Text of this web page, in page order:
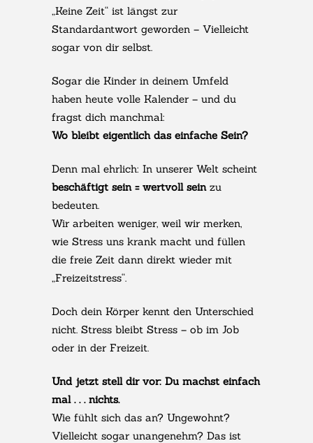
„Keine Zeit“ ist längst zur
Standardantwort geworden – Vielleicht
sogar von dir selbst.
Sogar die Kinder in deinem Umfeld
haben heute volle Kalender – und du
fragst dich manchmal:
Wo bleibt eigentlich das einfache Sein?
Denn mal ehrlich: In unserer Welt scheint
beschäftigt sein = wertvoll seinzu
bedeuten.
Wir arbeiten weniger, weil wir merken,
wie Stress uns krank macht und füllen
die freie Zeit dann direkt wieder mit
„Freizeitstress“.
Doch dein Körper kennt den Unterschied
nicht. Stress bleibt Stress – ob im Job
oder in der Freizeit.
Und jetzt stell dir vor: Du machst einfach
mal . . . nichts.
Wie fühlt sich das an? Ungewohnt?
Vielleicht sogar unangenehm? Das ist